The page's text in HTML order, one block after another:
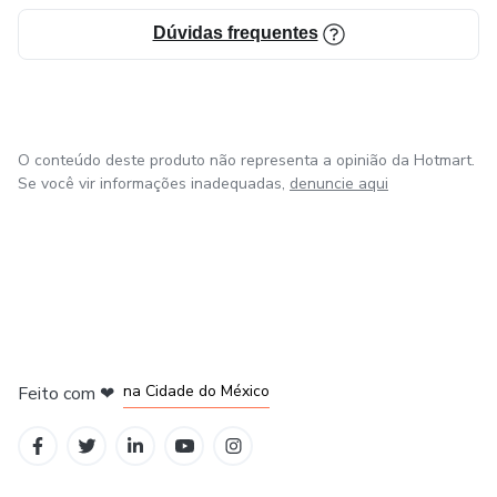
Dúvidas frequentes
O conteúdo deste produto não representa a opinião da Hotmart.
Se você vir informações inadequadas, denuncie aqui
Feito com ❤ na Cidade do México